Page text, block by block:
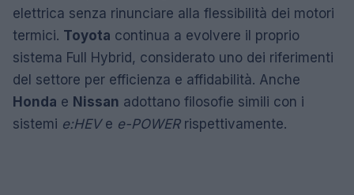
elettrica senza rinunciare alla flessibilità dei motori
termici. Toyota continua a evolvere il proprio
sistema Full Hybrid, considerato uno dei riferimenti
del settore per efficienza e affidabilità. Anche
Honda e Nissan adottano filosofie simili con i
sistemi e:HEVe e-POWERrispettivamente.